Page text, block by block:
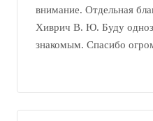
внимание. Отдельная
Хиврич В. Ю. Буду
знакомым. Спасибо